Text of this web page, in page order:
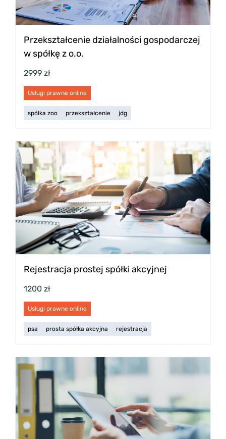
Przekształcenie działalności gospodarczej
w spółkę z o.o.
2999 zł
Usługi prawne online
spółka zoo przekształcenie jdg
Rejestracja prostej spółki akcyjnej
1200 zł
Usługi prawne online
psa prosta spółka akcyjna rejestracja